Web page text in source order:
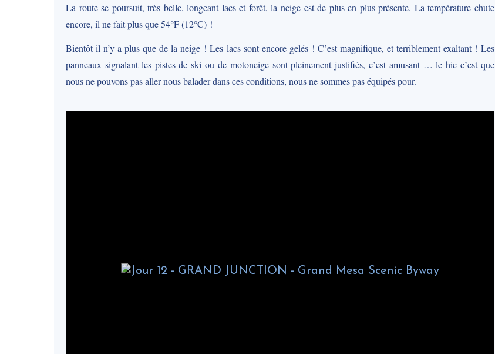
La route se poursuit, très belle, longeant lacs et forêt, la neige est de plus en plus présente. La température chute
encore, il ne fait plus que 54°F (12°C) !
Bientôt il n’y a plus que de la neige ! Les lacs sont encore gelés ! C’est magnifique, et terriblement exaltant ! Les
panneaux signalant les pistes de ski ou de motoneige sont pleinement justifiés, c’est amusant … le hic c’est que
nous ne pouvons pas aller nous balader dans ces conditions, nous ne sommes pas équipés pour.